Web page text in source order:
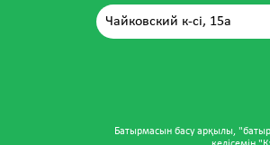
Чайковский к-сі, 15а
Батырмасын басу арқылы,